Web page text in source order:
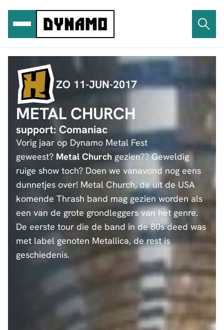
inhoud
ZO 11-JUN-2017
METAL CHURCH
support: Comaniac
Vorig jaar op Dynamo Metal Fest
geweest? Metal Church gezien?? Geweldig
ruige show toch? Doen we vanavond nog eens
dunnetjes over! Metal Church, de uit de USA
komende Thrash band mag gezien worden als
een van de grote grondleggers van het genre.
De eerste tour die de band in de 80s deed was
met label genoten Metallica, de rest is
geschiedenis.